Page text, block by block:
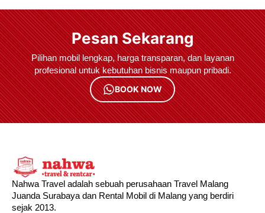
Pesan Sekarang
Pilihan mobil lengkap, harga transparan, dan layanan
profesional untuk kebutuhan bisnis maupun pribadi.
BOOK NOW
Nahwa Travel adalah sebuah perusahaan Travel Malang
Juanda Surabaya dan Rental Mobil di Malang yang berdiri
sejak 2013.